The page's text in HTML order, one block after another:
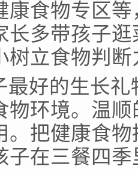
康食物专区
长多带孩子
树立食物判
好的生长礼
物环境。温
。把健康食
子在三餐四